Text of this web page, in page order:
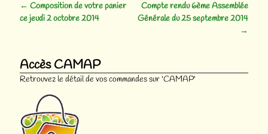
Navigation des articles
← Composition de votre panier
ce jeudi 2 octobre 2014
Compte rendu 6ème Assemblée
Générale du 25 septembre 2014
→
Accès CAMAP
Retrouvez le détail de vos commandes sur 'CAMAP'